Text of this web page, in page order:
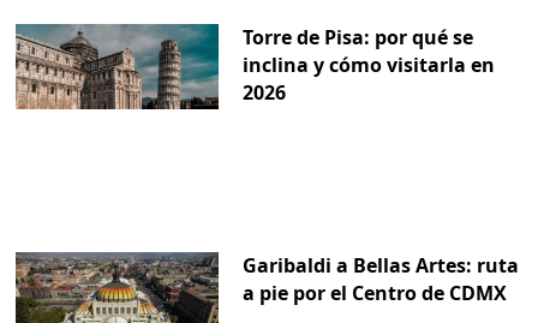
Torre de Pisa: por qué se
inclina y cómo visitarla en
2026
Garibaldi a Bellas Artes: ruta
a pie por el Centro de CDMX